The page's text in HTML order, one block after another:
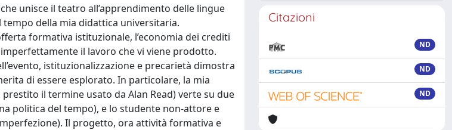
unisce il teatro all’apprendimento delle lingue
della mia didattica universitaria.
formativa istituzionale, l’economia dei crediti
il lavoro che vi viene prodotto.
istituzionalizzazione e precarietà dimostra
di essere esplorato. In particolare, la mia
il termine usato da Alan Read) verte su due
politica del tempo), e lo studente non-attore e
Il progetto, ora attività formativa e
Citazioni
ND
ND
ND